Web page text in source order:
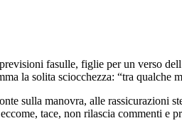
fasulle, figlie per un verso
la solita sciocchezza: “tra qualche
sulla manovra, alle rassicurazioni
tace, non rilascia commenti e